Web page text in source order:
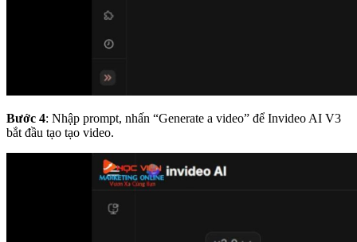
Bước 4: Nhập prompt, nhấn “Generate a video” để Invideo AI V3
bắt đầu tạo tạo video.